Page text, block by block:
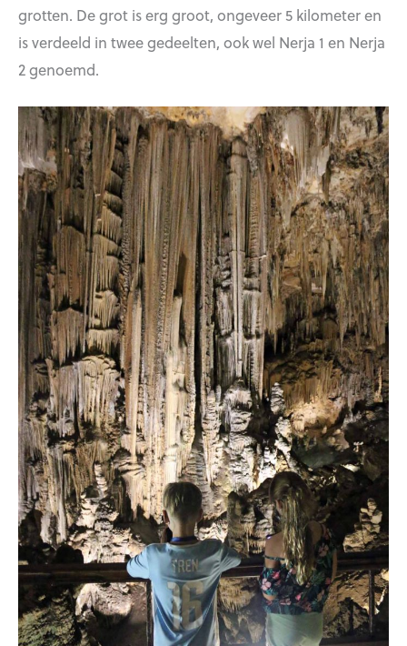
grotten. De grot is erg groot, ongeveer 5 kilometer en
is verdeeld in twee gedeelten, ook wel Nerja 1 en Nerja
2 genoemd.